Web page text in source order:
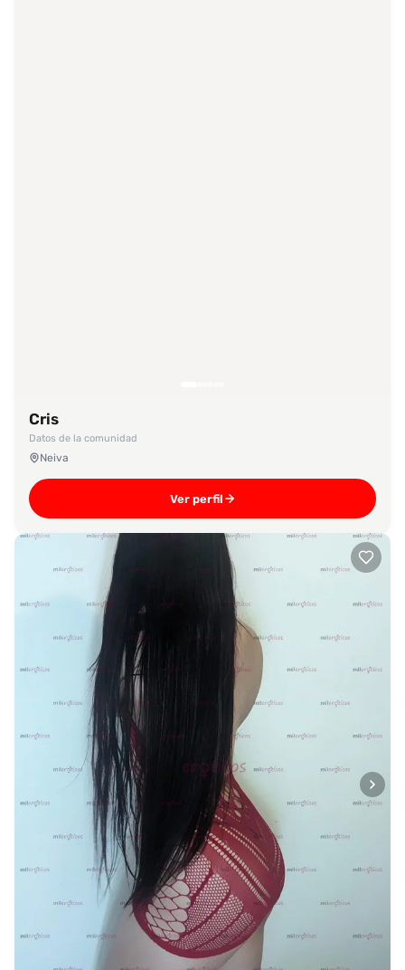
Cris
Datos de la comunidad
Neiva
Ver perfil